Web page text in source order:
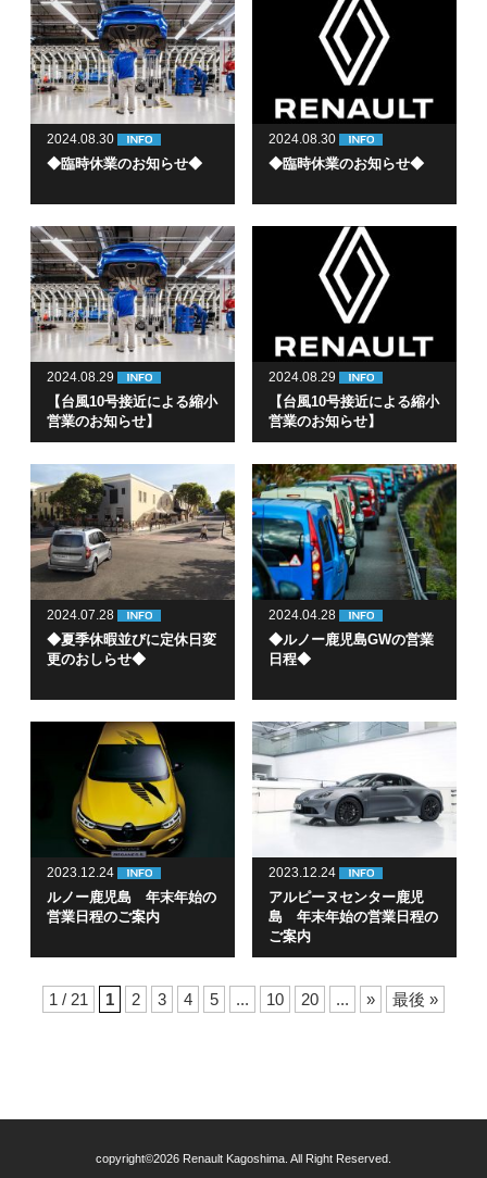
2024.08.30
◆臨時休業のお知らせ◆
2024.08.30
◆臨時休業のお知らせ◆
2024.08.29
【台風10号接近による縮小
営業のお知らせ】
2024.08.29
【台風10号接近による縮小
営業のお知らせ】
2024.07.28
◆夏季休暇並びに定休日変
更のおしらせ◆
2024.04.28
◆ルノー鹿児島GWの営業
日程◆
2023.12.24
ルノー鹿児島 年末年始の
営業日程のご案内
2023.12.24
アルピーヌセンター鹿児
島 年末年始の営業日程の
ご案内
1 / 21 1 2 3 4 5 ... 10 20 ... » 最後 »
copyright©2026 Renault Kagoshima. All Right Reserved.